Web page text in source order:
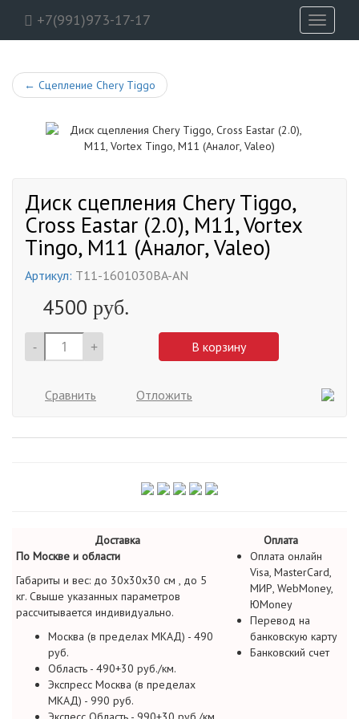
+7(991)973-17-17
Toggle
← Сцепление Chery Tiggo
Диск сцепления Chery Tiggo,
Cross Eastar (2.0), M11, Vortex
Tingo, M11 (Аналог, Valeo)
Артикул: T11-1601030BA-AN
4500 руб.
- + В корзину
Сравнить Отложить
Доставка
Оплата
По Москве и области
Габариты и вес: до 30х30х30 см , до 5
кг. Свыше указанных параметров
рассчитывается индивидуально.
Москва (в пределах МКАД) - 490
руб.
Область - 490+30 руб./км.
Экспресс Москва (в пределах
МКАД) - 990 руб.
Оплата онлайн
Visa, MasterCard,
МИР, WebMoney,
ЮMoney
Перевод на
банковскую карту
Банковский счет